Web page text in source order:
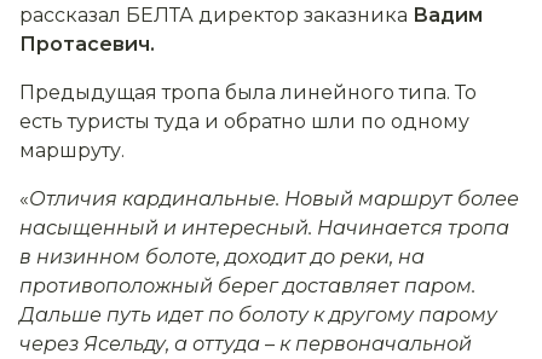
рассказал БЕЛТА директор заказника Вадим
Протасевич.
Предыдущая тропа была линейного типа. То
есть туристы туда и обратно шли по одному
маршруту.
«Отличия кардинальные. Новый маршрут более
насыщенный и интересный. Начинается тропа
в низинном болоте, доходит до реки, на
противоположный берег доставляет паром.
Дальше путь идет по болоту к другому парому
через Ясельду, а оттуда – к первоначальной